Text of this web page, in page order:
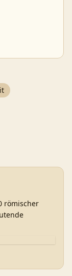
römischer